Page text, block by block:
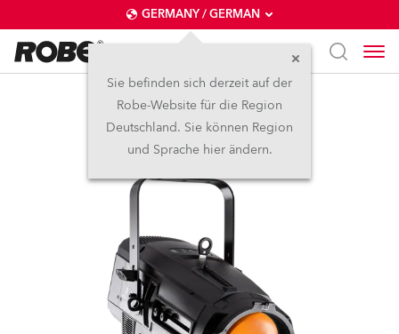
GERMANY / GERMAN
Sie befinden sich derzeit auf der
Robe-Website für die Region
Deutschland. Sie können Region
und Sprache hier ändern.
T11 PC™